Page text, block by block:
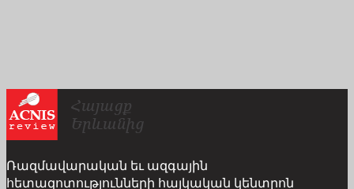
Ռազմավարական եւ ազգային
հետազոտությունների հայկական կենտրոն